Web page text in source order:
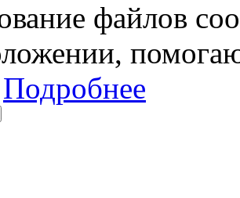
файлов
Подробнее